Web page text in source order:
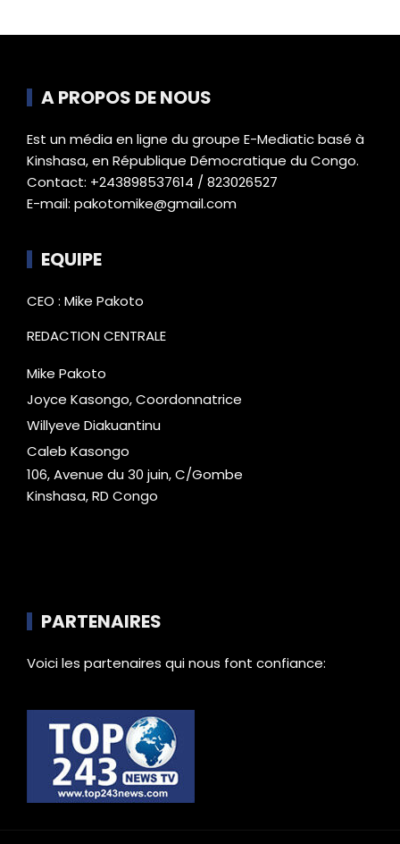
A PROPOS DE NOUS
Est un média en ligne du groupe E-Mediatic basé à
Kinshasa, en République Démocratique du Congo.
Contact: +243898537614 / 823026527
E-mail: pakotomike@gmail.com
EQUIPE
CEO : Mike Pakoto
REDACTION CENTRALE
Mike Pakoto
Joyce Kasongo, Coordonnatrice
Willyeve Diakuantinu
Caleb Kasongo
106, Avenue du 30 juin, C/Gombe
Kinshasa, RD Congo
PARTENAIRES
Voici les partenaires qui nous font confiance: